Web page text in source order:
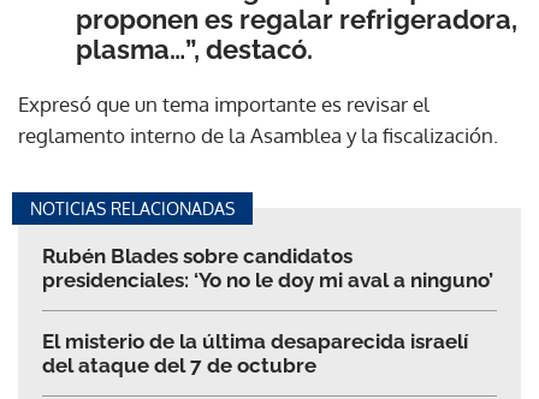
proponen es regalar refrigeradora,
plasma…”, destacó.
Expresó que un tema importante es revisar el
reglamento interno de la Asamblea y la fiscalización.
NOTICIAS RELACIONADAS
Rubén Blades sobre candidatos
presidenciales: ‘Yo no le doy mi aval a ninguno’
El misterio de la última desaparecida israelí
del ataque del 7 de octubre